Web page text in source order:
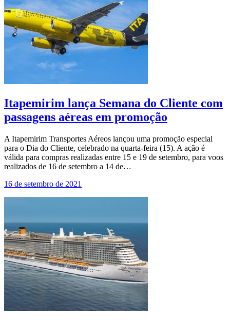
Itapemirim lança Semana do Cliente com
passagens aéreas em promoção
A Itapemirim Transportes Aéreos lançou uma promoção especial
para o Dia do Cliente, celebrado na quarta-feira (15). A ação é
válida para compras realizadas entre 15 e 19 de setembro, para voos
realizados de 16 de setembro a 14 de…
16 de setembro de 2021